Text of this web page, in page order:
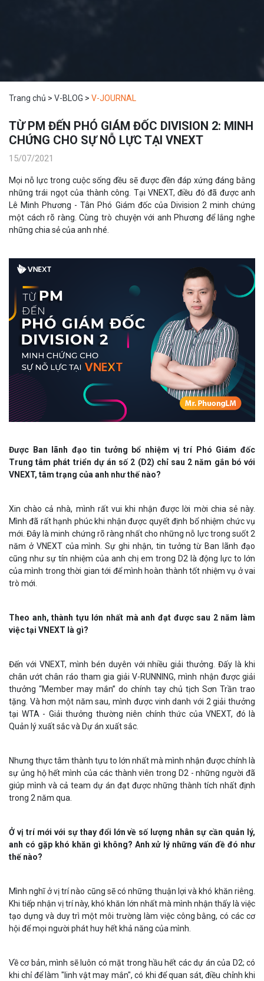
Trang chủ > V-BLOG > V-JOURNAL
TỪ PM ĐẾN PHÓ GIÁM ĐỐC DIVISION 2: MINH
CHỨNG CHO SỰ NỖ LỰC TẠI VNEXT
15/07/2021
Mọi nỗ lực trong cuộc sống đều sẽ được đền đáp xứng đáng bằng
những trái ngọt của thành công. Tại VNEXT, điều đó đã được anh
Lê Minh Phương - Tân Phó Giám đốc của Division 2 minh chứng
một cách rõ ràng. Cùng trò chuyện với anh Phương để lắng nghe
những chia sẻ của anh nhé.
Được Ban lãnh đạo tin tưởng bổ nhiệm vị trí Phó Giám đốc
Trung tâm phát triển dự án số 2 (D2) chỉ sau 2 năm gắn bó với
VNEXT, tâm trạng của anh như thế nào?
Xin chào cả nhà, mình rất vui khi nhận được lời mời chia sẻ này.
Mình đã rất hạnh phúc khi nhận được quyết định bổ nhiệm chức vụ
mới. Đây là minh chứng rõ ràng nhất cho những nỗ lực trong suốt 2
năm ở VNEXT của mình. Sự ghi nhận, tin tưởng từ Ban lãnh đạo
cũng như sự tín nhiệm của anh chị em trong D2 là động lực to lớn
của mình trong thời gian tới để mình hoàn thành tốt nhiệm vụ ở vai
trò mới.
Theo anh, thành tựu lớn nhất mà anh đạt được sau 2 năm làm
việc tại VNEXT là gì?
Đến với VNEXT, mình bén duyên với nhiều giải thưởng. Đấy là khi
chân ướt chân ráo tham gia giải V-RUNNING, mình nhận được giải
thưởng “Member may mắn” do chính tay chủ tịch Sơn Trần trao
tặng. Và hơn một năm sau, mình được vinh danh với 2 giải thưởng
tại WTA - Giải thưởng thường niên chính thức của VNEXT, đó là
Quản lý xuất sắc và Dự án xuất sắc.
Nhưng thực tâm thành tựu to lớn nhất mà mình nhận được chính là
sự ủng hộ hết mình của các thành viên trong D2 - những người đã
giúp mình và cả team dự án đạt được những thành tích nhất định
trong 2 năm qua.
Ở vị trí mới với sự thay đổi lớn về số lượng nhân sự cần quản lý,
anh có gặp khó khăn gì không? Anh xử lý những vấn đề đó như
thế nào?
Mình nghĩ ở vị trí nào cũng sẽ có những thuận lợi và khó khăn riêng.
Khi tiếp nhận vị trí này, khó khăn lớn nhất mà mình nhận thấy là việc
tạo dựng và duy trì một môi trường làm việc công bằng, có các cơ
hội để mọi người phát huy hết khả năng của mình.
Về cơ bản, mình sẽ luôn có mặt trong hầu hết các dự án của D2; có
khi chỉ để làm "linh vật may mắn", có khi để quan sát, điều chỉnh khi